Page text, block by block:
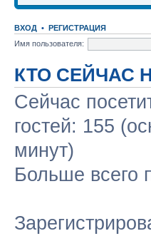
ВХОД • РЕГИСТРАЦИЯ
Имя пользователя:
КТО СЕЙЧАС
Сейчас
гостей: 155
минут)
Больше всего